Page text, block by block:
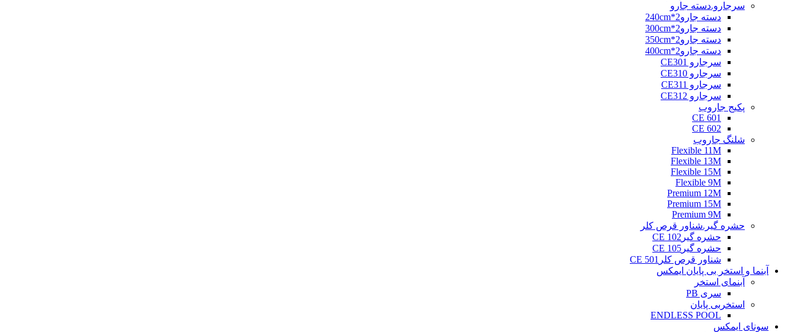
سرجارو.دسته جارو
دسته جارو2*240cm
دسته جارو2*300cm
دسته جارو2*350cm
دسته جارو2*400cm
سرجارو CE301
سرجارو CE310
سرجارو CE311
سرجارو CE312
پکیج جاروب
CE 601
CE 602
شلنگ جاروب
Flexible 11M
Flexible 13M
Flexible 15M
Flexible 9M
Premium 12M
Premium 15M
Premium 9M
حشره گیر.شناور قرص کلر
حشره گیرCE 102
حشره گیرCE 105
شناور قرص کلرCE 501
آبنما و استخر بی پایان ایمکس
آبنمای استخر
سری PB
استخربی پایان
ENDLESS POOL
سونای ایمکس